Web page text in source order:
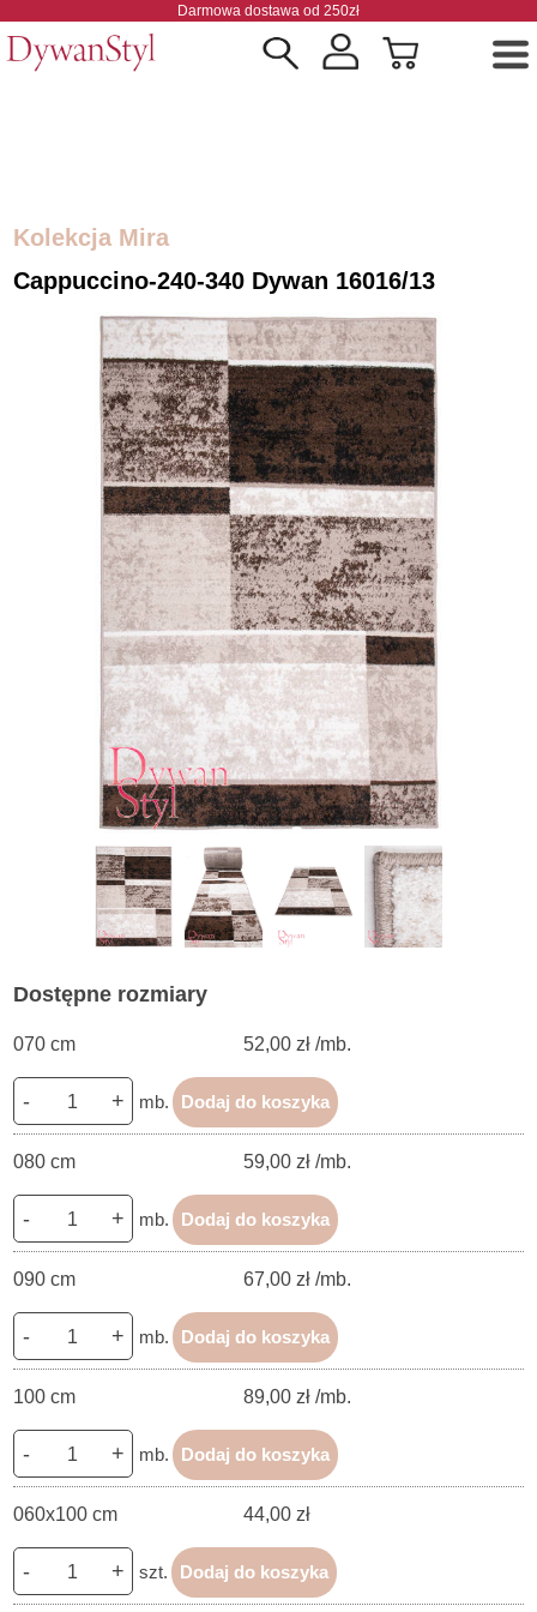
Darmowa dostawa od 250zł
Kolekcja Mira
Cappuccino-240-340 Dywan 16016/13
Dostępne rozmiary
070 cm 52,00 zł /mb.
- + mb. Dodaj do koszyka
080 cm 59,00 zł /mb.
- + mb. Dodaj do koszyka
090 cm 67,00 zł /mb.
- + mb. Dodaj do koszyka
100 cm 89,00 zł /mb.
- + mb. Dodaj do koszyka
060x100 cm 44,00 zł
- + szt. Dodaj do koszyka